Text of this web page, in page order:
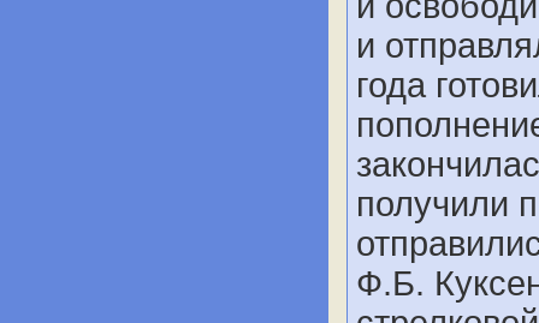
и
года
получили
Ф.Б.